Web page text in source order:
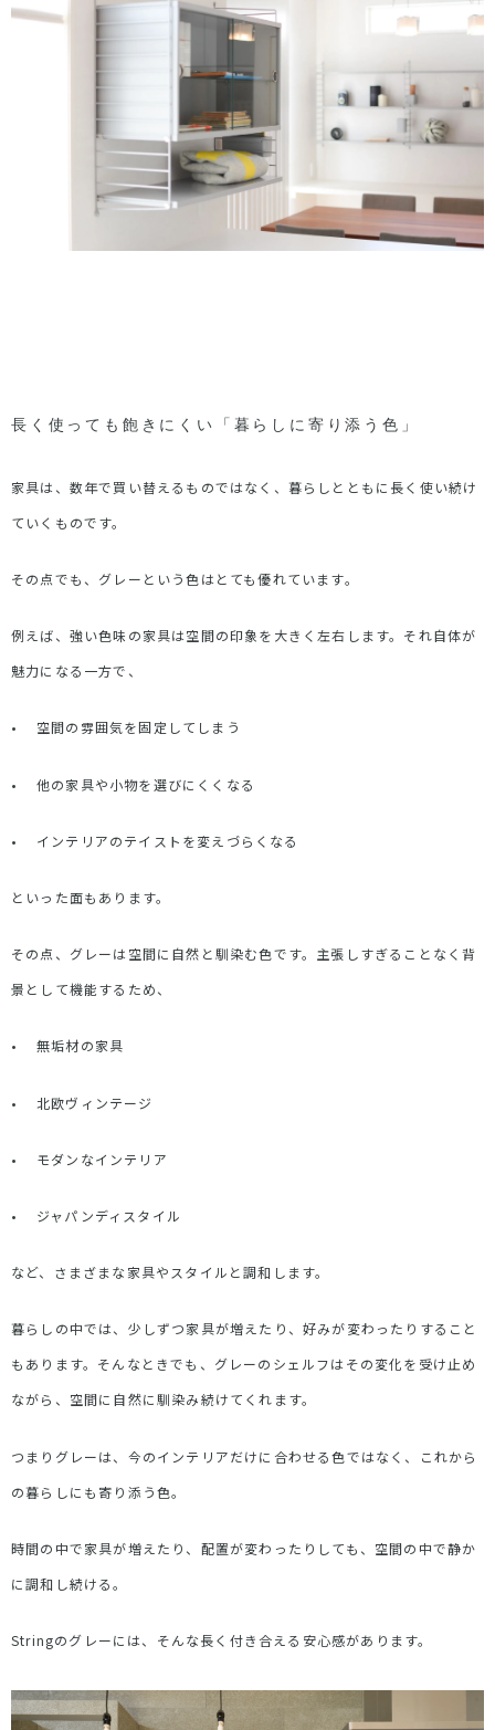
長く使っても飽きにくい「暮らしに寄り添う色」
家具は、数年で買い替えるものではなく、暮らしとともに長く使い続け
ていくものです。
その点でも、グレーという色はとても優れています。
例えば、強い色味の家具は空間の印象を大きく左右します。それ自体が
魅力になる一方で、
• 空間の雰囲気を固定してしまう
• 他の家具や小物を選びにくくなる
• インテリアのテイストを変えづらくなる
といった面もあります。
その点、グレーは空間に自然と馴染む色です。主張しすぎることなく背
景として機能するため、
• 無垢材の家具
• 北欧ヴィンテージ
• モダンなインテリア
• ジャパンディスタイル
など、さまざまな家具やスタイルと調和します。
暮らしの中では、少しずつ家具が増えたり、好みが変わったりすること
もあります。そんなときでも、グレーのシェルフはその変化を受け止め
ながら、空間に自然に馴染み続けてくれます。
つまりグレーは、今のインテリアだけに合わせる色ではなく、これから
の暮らしにも寄り添う色。
時間の中で家具が増えたり、配置が変わったりしても、空間の中で静か
に調和し続ける。
Stringのグレーには、そんな長く付き合える安心感があります。